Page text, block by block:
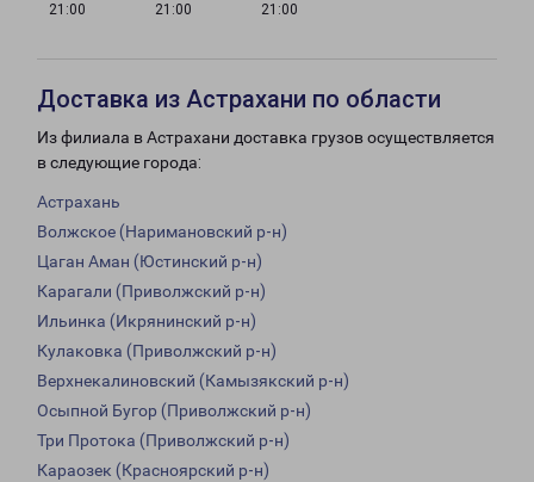
21:00
21:00
21:00
Доставка из Астрахани по области
Из филиала в Астрахани доставка грузов осуществляется
в следующие города:
Астрахань
Волжское (Наримановский р-н)
Цаган Аман (Юстинский р-н)
Карагали (Приволжский р-н)
Ильинка (Икрянинский р-н)
Кулаковка (Приволжский р-н)
Верхнекалиновский (Камызякский р-н)
Осыпной Бугор (Приволжский р-н)
Три Протока (Приволжский р-н)
Караозек (Красноярский р-н)